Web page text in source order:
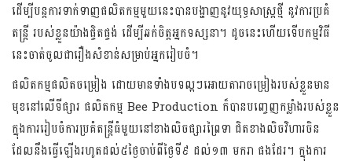
ដើម្បី​បន្ត​ការ​ទាក់​ទាញ​ផលិត​កម្ម​មួយ​​នេះ​បានបង្ហាញ​នូវ​យុទ្ធ​សាស្រ្ត​ថ្មី នូវ​ការ​ប្រគំ​
តន្ត្រី​ របស់​ខ្លួនយ៉ាង​ផ្ចិត​ផ្ចង់ ​ដើម្បី​ឆក់​ចិត្ត​អ្នក​ទស្សនា​។ ដូច​នេះ​​ហើយ​ទើប​កម្មវិធី​
នេះ​ចាត់​ចូល​ជា​រឿ​ងសំ​ខាន់​សម្រា​ប់​អ្នករៀបចំ។
ផលិត​កម្ម​ផលិត​ចម្រៀង​ ដោយ​មាន​ទាំ​ង​ប​ទល្អៗ​អោយ​តារា​ចម្រៀង​រ​បស់​ខ្លួន​មាន​
មុខ​នៅ​លើទី​ផ្សារ​ ផលិតកម្ម Bee Production ក៏​បាន​បញ្ចេញ​កម្លាំង​របស់​ខ្លួន​
ក្នុងការ​រៀបចំ​ការប្រគំតន្ត្រីធំ​មួយ​នៅ​ខាង​លិច​ផ្សារ​ព្រៃ​ទា ជិតខាងលិចវិហារចិន
ដែលនឹងធ្វើឡើងរហូតដល់៥ថ្ងៃចាប់ពីថ្ងៃទី៩ ដល់​១៣​ មករា​ ផងដែរ។​ ​ក្នុងការ